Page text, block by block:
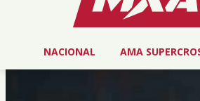
NACIONAL AMA